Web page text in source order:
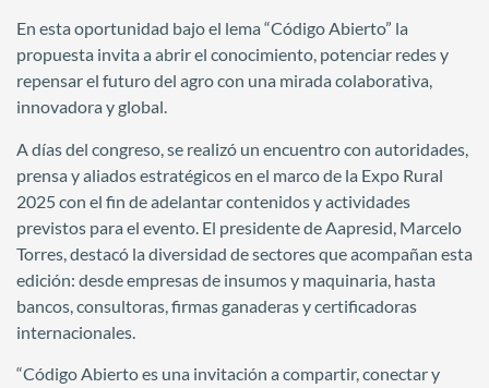
En esta oportunidad bajo el lema “Código Abierto” la
propuesta invita a abrir el conocimiento, potenciar redes y
repensar el futuro del agro con una mirada colaborativa,
innovadora y global.
A días del congreso, se realizó un encuentro con autoridades,
prensa y aliados estratégicos en el marco de la Expo Rural
2025 con el fin de adelantar contenidos y actividades
previstos para el evento. El presidente de Aapresid, Marcelo
Torres, destacó la diversidad de sectores que acompañan esta
edición: desde empresas de insumos y maquinaria, hasta
bancos, consultoras, firmas ganaderas y certificadoras
internacionales.
“Código Abierto es una invitación a compartir, conectar y